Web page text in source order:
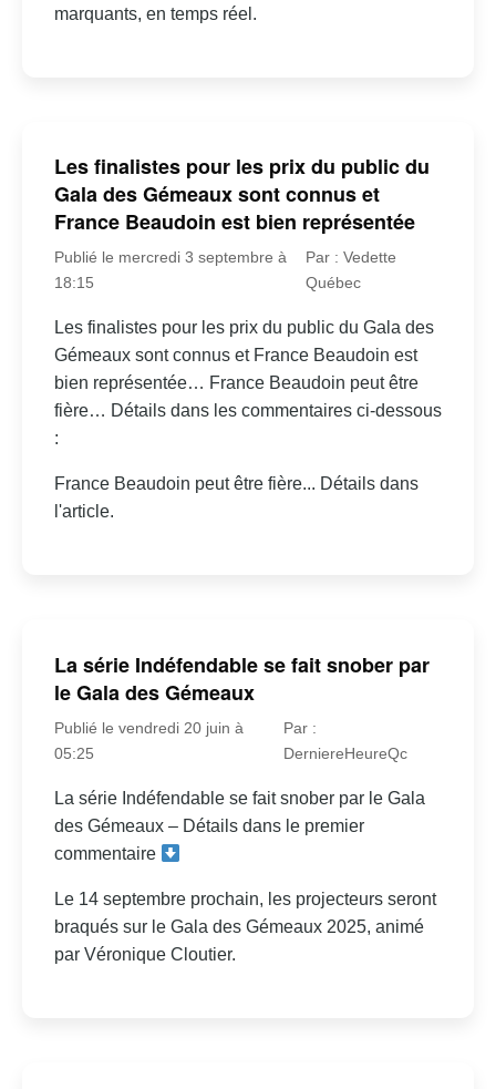
marquants, en temps réel.
Les finalistes pour les prix du public du
Gala des Gémeaux sont connus et
France Beaudoin est bien représentée
Publié le mercredi 3 septembre à
18:15
Par : Vedette
Québec
Les finalistes pour les prix du public du Gala des
Gémeaux sont connus et France Beaudoin est
bien représentée… France Beaudoin peut être
fière… Détails dans les commentaires ci-dessous
:
France Beaudoin peut être fière... Détails dans
l'article.
La série Indéfendable se fait snober par
le Gala des Gémeaux
Publié le vendredi 20 juin à
05:25
Par :
DerniereHeureQc
La série Indéfendable se fait snober par le Gala
des Gémeaux – Détails dans le premier
commentaire
Le 14 septembre prochain, les projecteurs seront
braqués sur le Gala des Gémeaux 2025, animé
par Véronique Cloutier.